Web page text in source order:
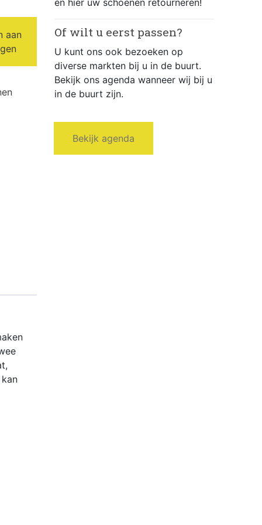
aan
Of wilt u eerst passen?
U kunt ons ook bezoeken op
diverse markten bij u in de buurt.
Bekijk ons agenda wanneer wij bij u
in de buurt zijn.
Bekijk agenda